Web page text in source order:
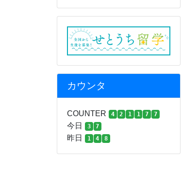
カウンタ
COUNTER 4 2 1 1 7 7
今日 3 7
昨日 1 4 8